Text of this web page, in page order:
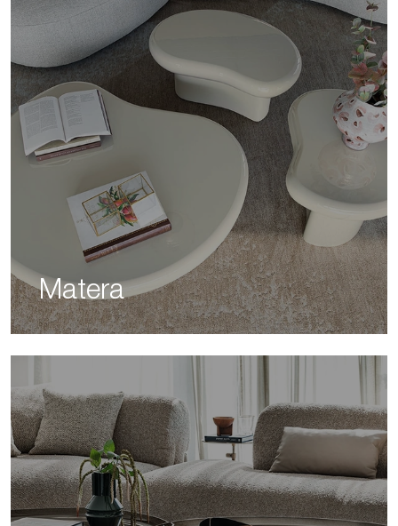
Matera